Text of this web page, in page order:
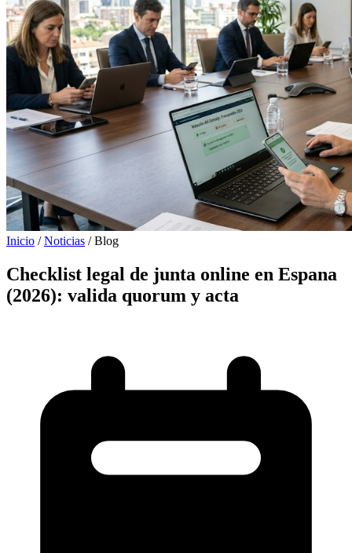
Inicio / Noticias / Blog
Checklist legal de junta online en Espana
(2026): valida quorum y acta